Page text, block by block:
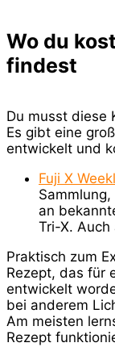
Wo du
findest
Du musst diese
Es gibt eine
entwickelt und
Fuji X
an
Tri-X.
Praktisch zum
Rezept, das für
entwickelt
bei anderem
Am meisten
Rezept